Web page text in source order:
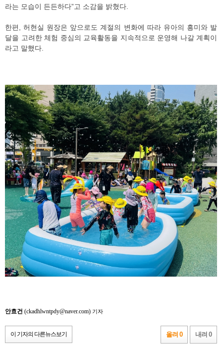
라는 모습이 든든하다”고 소감을 밝혔다.
한편, 허현실 원장은 앞으로도 계절의 변화에 따라 유아의 흥미와 발
달을 고려한 체험 중심의 교육활동을 지속적으로 운영해 나갈 계획이
라고 말했다.
안효건 (ckadhlwntpdy@naver.com) 기자
이 기자의 다른뉴스보기 올려 0 내려 0